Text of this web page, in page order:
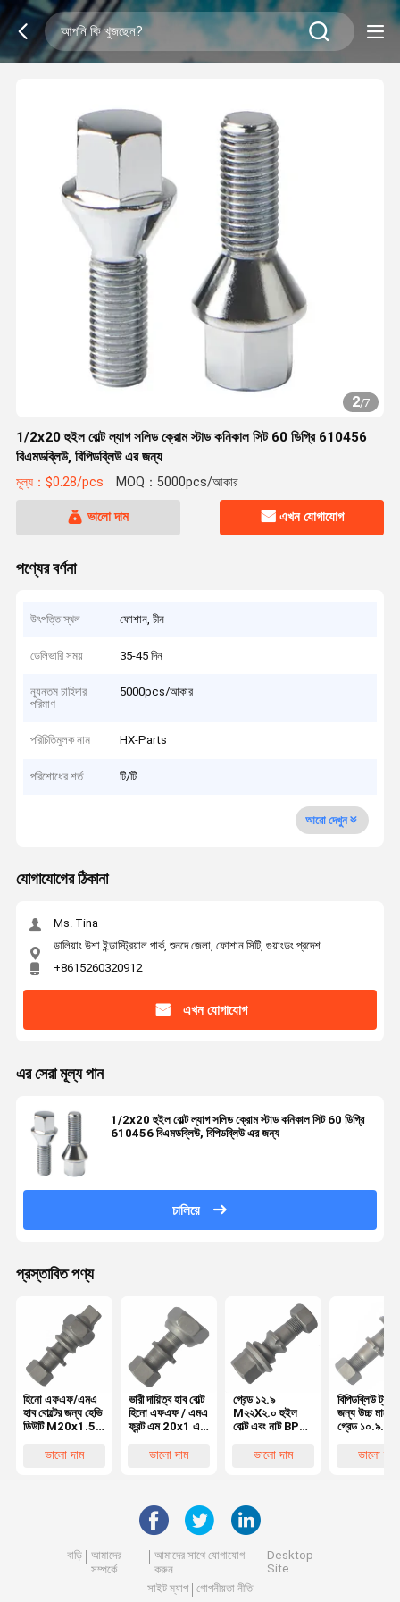
2/7
1/2x20 হুইল বোল্ট ল্যাগ সলিড ক্রোম স্টাড কনিকাল সিট 60 ডিগ্রি 610456
বিএমডব্লিউ, বিপিডব্লিউ এর জন্য
মূল্য：$0.28/pcs MOQ：5000pcs/আকার
ভালো দাম এখন যোগাযোগ
পণ্যের বর্ণনা
উৎপত্তি স্থল ফোশান, চীন
ডেলিভারি সময় 35-45 দিন
ন্যূনতম চাহিদার
পরিমাণ
5000pcs/আকার
পরিচিতিমুলক নাম HX-Parts
পরিশোধের শর্ত টি/টি
আরো দেখুন
যোগাযোগের ঠিকানা
Ms. Tina
ডালিয়াং উশা ইন্ডাস্ট্রিয়াল পার্ক, শুনদে জেলা, ফোশান সিটি, গুয়াংডং প্রদেশ
+8615260320912
এখন যোগাযোগ
এর সেরা মূল্য পান
1/2x20 হুইল বোল্ট ল্যাগ সলিড ক্রোম স্টাড কনিকাল সিট 60 ডিগ্রি
610456 বিএমডব্লিউ, বিপিডব্লিউ এর জন্য
চালিয়ে
প্রস্তাবিত পণ্য
হিনো এফএফ/এমএ
হাব বোল্টের জন্য হেভি
ডিউটি M20x1.5
হিনো ট্রাকের জন্য
ভালো দাম
ভারী দায়িত্ব হাব বোল্ট
হিনো এফএফ / এমএ
ফ্রন্ট এম 20x1 এর
ভালো দাম
গ্রেড ১২.৯
M২২X২.০ হুইল
বোল্ট এবং নাট BPW
OEM0329613170
ভালো দাম
বিপিডব্লিউ
জন্য উচ্চ মানের
গ্রেড ১০.৯
বোল্ট OEM
ভালো দাম
বাড়ি
আমাদের
সম্পর্কে
আমাদের সাথে যোগাযোগ
করুন
Desktop
Site
সাইট ম্যাপ
গোপনীয়তা নীতি